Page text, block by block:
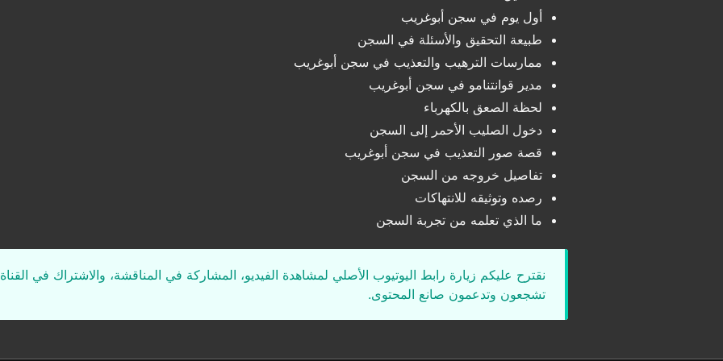
أول يوم في سجن أبوغريب
طبيعة التحقيق والأسئلة في السجن
ممارسات الترهيب والتعذيب في سجن أبوغريب
مدير قوانتنامو في سجن أبوغريب
لحظة الصعق بالكهرباء
دخول الصليب الأحمر إلى السجن
قصة صور التعذيب في سجن أبوغريب
تفاصيل خروجه من السجن
رصده وتوثيقه للانتهاكات
ما الذي تعلمه من تجربة السجن
نقترح عليكم زيارة رابط اليوتيوب الأصلي لمشاهدة الفيديو، المشاركة في المناقشة، والاشتراك في
تشجعون وتدعمون صانع المحتوى.